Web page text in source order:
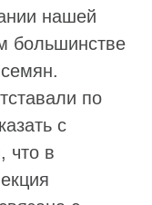
нашей
большинстве
по
с
что в